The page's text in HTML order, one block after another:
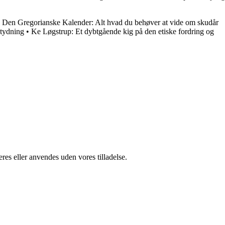
Den Gregorianske Kalender: Alt hvad du behøver at vide om skudår
• Ke Løgstrup: Et dybtgående kig på den etiske fordring og
eller anvendes uden vores tilladelse.